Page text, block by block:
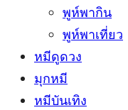
พูห์พากิน
พูห์พาเที่ยว
หมีดูดวง
มุกหมี
หมีบันเทิง